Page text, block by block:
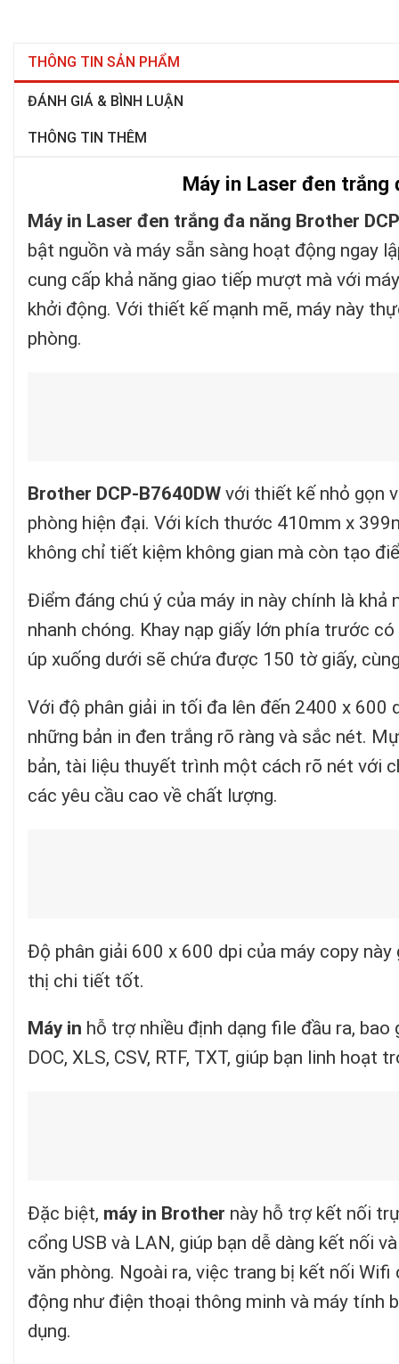
THÔNG TIN SẢN PHẨM
ĐÁNH GIÁ & BÌNH LUẬN
THÔNG TIN THÊM
Máy in Laser đen trắng
Máy in Laser đen trắng đa năng Brother
bật nguồn và máy sẵn sàng hoạt động ngay
cung cấp khả năng giao tiếp mượt mà với
khởi động. Với thiết kế mạnh mẽ, máy này
phòng.
Brother DCP-B7640DW với thiết kế nhỏ gọn
phòng hiện đại. Với kích thước 410mm x
không chỉ tiết kiệm không gian mà còn tạo
Điểm đáng chú ý của máy in này chính là
nhanh chóng. Khay nạp giấy lớn phía trước
úp xuống dưới sẽ chứa được 150 tờ giấy,
Với độ phân giải in tối đa lên đến 2400 x 600
những bản in đen trắng rõ ràng và sắc nét.
bản, tài liệu thuyết trình một cách rõ nét với
các yêu cầu cao về chất lượng.
Độ phân giải 600 x 600 dpi của máy copy
thị chi tiết tốt.
Máy in hỗ trợ nhiều định dạng file đầu ra, bao
DOC, XLS, CSV, RTF, TXT, giúp bạn linh
Đặc biệt, máy in Brother này hỗ trợ kết nối
cổng USB và LAN, giúp bạn dễ dàng kết nối
văn phòng. Ngoài ra, việc trang bị kết nối
động như điện thoại thông minh và máy tính
dụng.